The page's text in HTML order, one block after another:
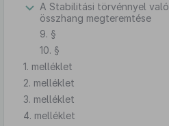
A Stabilitási törvénnyel való
összhang megteremtése
9. §
10. §
1. melléklet
2. melléklet
3. melléklet
4. melléklet